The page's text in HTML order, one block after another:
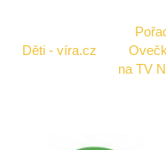
Děti - víra.cz
na TV